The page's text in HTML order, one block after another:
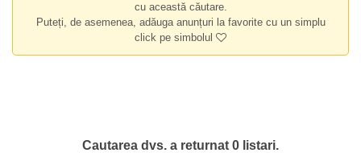
cu această căutare.
Puteți, de asemenea, adăuga anunțuri la favorite cu un simplu
click pe simbolul
Cautarea dvs. a returnat 0 listari.